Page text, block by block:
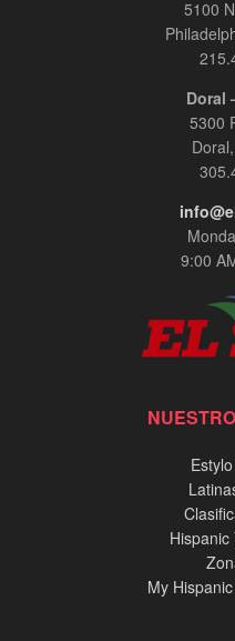
5100
Doral
5300
9:00
Hispanic
My